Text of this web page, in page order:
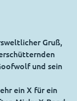
Gruß,
und sein
ein X für ein